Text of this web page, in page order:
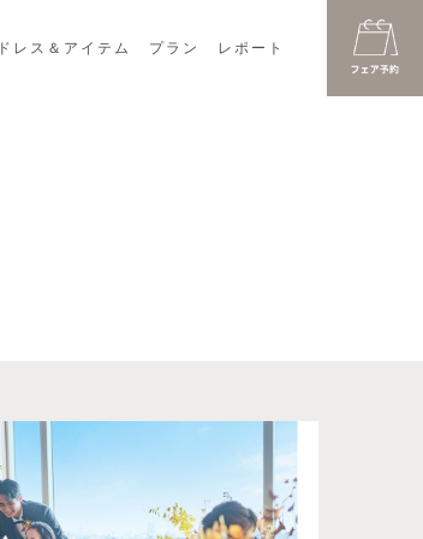
ドレス＆アイテム プラン レポート